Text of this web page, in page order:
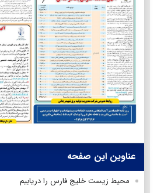
عناوین این صفحه
محیط زیست خلیج فارس را دریابیم